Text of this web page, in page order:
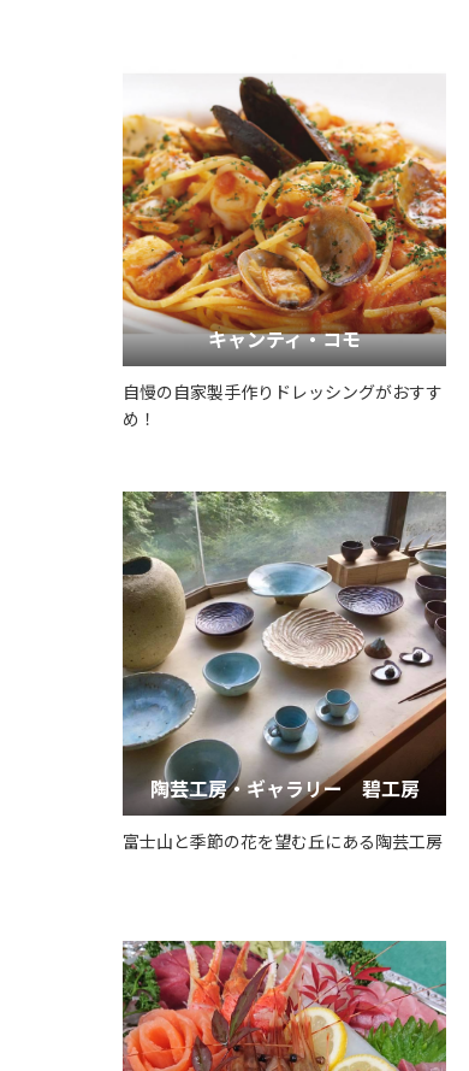
キャンティ・コモ
自慢の自家製手作りドレッシングがおすす
め！
陶芸工房・ギャラリー 碧工房
富士山と季節の花を望む丘にある陶芸工房